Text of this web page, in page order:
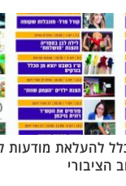
להעלאת
הציבורי